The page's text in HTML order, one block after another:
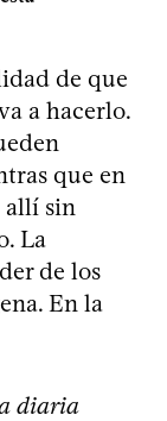
de que
a hacerlo.
que en
allí sin
La
de los
En la
diaria